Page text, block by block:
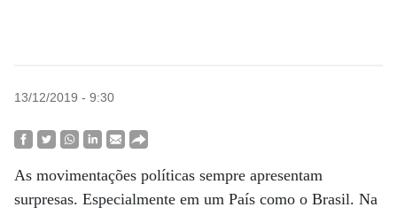
13/12/2019 - 9:30
As movimentações políticas sempre apresentam
surpresas. Especialmente em um País como o Brasil. Na